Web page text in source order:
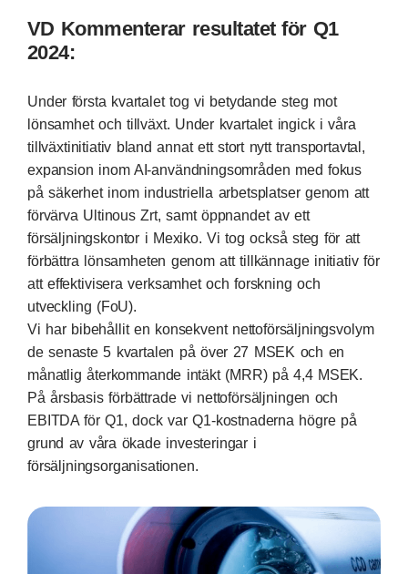
VD Kommenterar resultatet för Q1
2024:
Under första kvartalet tog vi betydande steg mot
lönsamhet och tillväxt. Under kvartalet ingick i våra
tillväxtinitiativ bland annat ett stort nytt transportavtal,
expansion inom AI-användningsområden med fokus
på säkerhet inom industriella arbetsplatser genom att
förvärva Ultinous Zrt, samt öppnandet av ett
försäljningskontor i Mexiko. Vi tog också steg för att
förbättra lönsamheten genom att tillkännage initiativ för
att effektivisera verksamhet och forskning och
utveckling (FoU).
Vi har bibehållit en konsekvent nettoförsäljningsvolym
de senaste 5 kvartalen på över 27 MSEK och en
månatlig återkommande intäkt (MRR) på 4,4 MSEK.
På årsbasis förbättrade vi nettoförsäljningen och
EBITDA för Q1, dock var Q1-kostnaderna högre på
grund av våra ökade investeringar i
försäljningsorganisationen.